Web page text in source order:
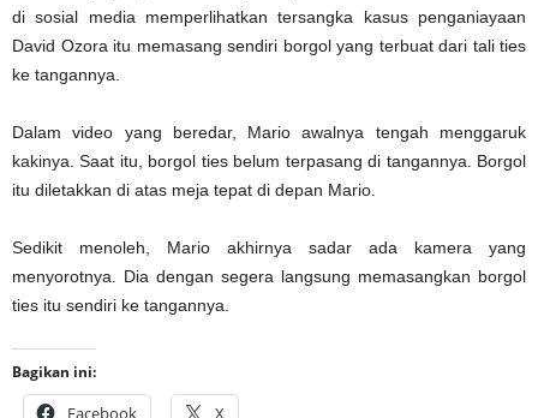
di sosial media memperlihatkan tersangka kasus penganiayaan
David Ozora itu memasang sendiri borgol yang terbuat dari tali ties
ke tangannya.
Dalam video yang beredar, Mario awalnya tengah menggaruk
kakinya. Saat itu, borgol ties belum terpasang di tangannya. Borgol
itu diletakkan di atas meja tepat di depan Mario.
Sedikit menoleh, Mario akhirnya sadar ada kamera yang
menyorotnya. Dia dengan segera langsung memasangkan borgol
ties itu sendiri ke tangannya.
Bagikan ini:
Facebook X